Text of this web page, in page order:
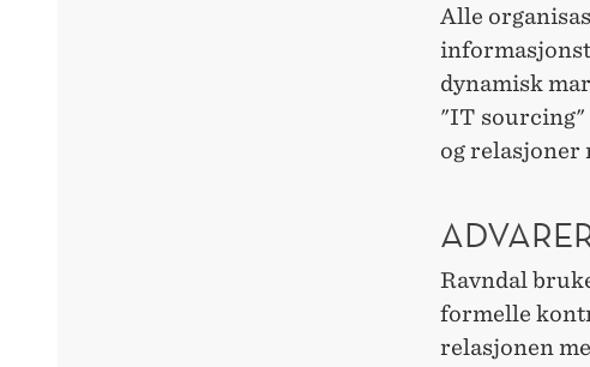
Alle
dynamisk
"IT sourcing"
og relasjoner
Ravndal
formelle
relasjonen